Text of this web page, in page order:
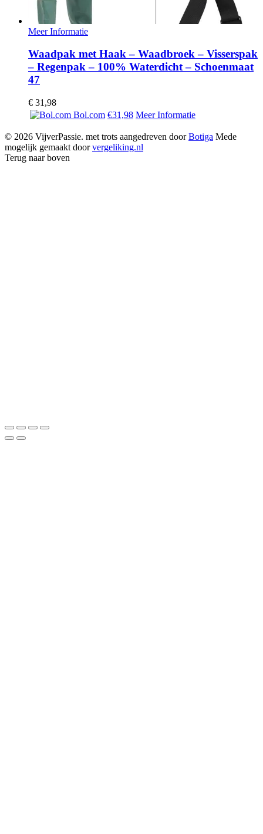
Meer Informatie
Waadpak met Haak – Waadbroek – Visserspak
– Regenpak – 100% Waterdicht – Schoenmaat
47
€ 31,98
Bol.com €31,98 Meer Informatie
© 2026 VijverPassie. met trots aangedreven doorBotiga Mede
mogelijk gemaakt doorvergeliking.nl
Terug naar boven